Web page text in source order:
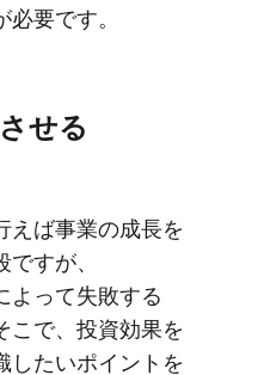
必要です。
せる​
えば​事業の​成長を​
すが、​
よって​失敗する​
こで、​投資効果を​
したい​ポイントを​